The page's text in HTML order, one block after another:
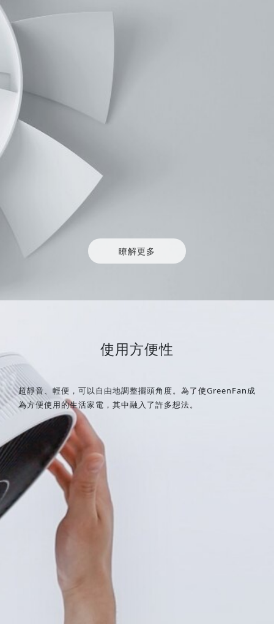
瞭解更多
使用方便性
超靜音、輕便，可以自由地調整擺頭角度。為了使GreenFan成
為方便使用的生活家電，其中融入了許多想法。